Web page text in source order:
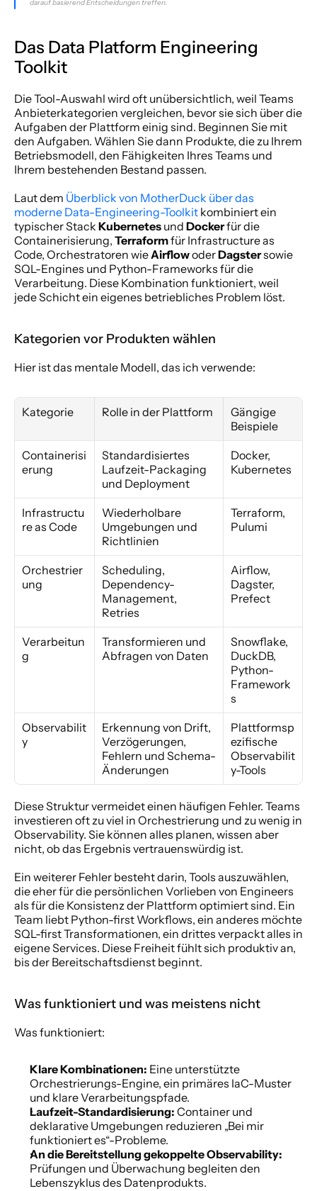
darauf basierend Entscheidungen treffen.
Das Data Platform Engineering
Toolkit
Die Tool-Auswahl wird oft unübersichtlich, weil Teams
Anbieterkategorien vergleichen, bevor sie sich über die
Aufgaben der Plattform einig sind. Beginnen Sie mit
den Aufgaben. Wählen Sie dann Produkte, die zu Ihrem
Betriebsmodell, den Fähigkeiten Ihres Teams und
Ihrem bestehenden Bestand passen.
Laut dem Überblick von MotherDuck über das
moderne Data-Engineering-Toolkit kombiniert ein
typischer Stack Kubernetes und Docker für die
Containerisierung, Terraform für Infrastructure as
Code, Orchestratoren wie Airflow oder Dagster sowie
SQL-Engines und Python-Frameworks für die
Verarbeitung. Diese Kombination funktioniert, weil
jede Schicht ein eigenes betriebliches Problem löst.
Kategorien vor Produkten wählen
Hier ist das mentale Modell, das ich verwende:
Kategorie Rolle in der Plattform
Gängige
Beispiele
Containerisi
erung
Standardisiertes
Laufzeit-Packaging
und Deployment
Docker,
Kubernetes
Infrastructu
re as Code
Wiederholbare
Umgebungen und
Richtlinien
Terraform,
Pulumi
Orchestrier
ung
Scheduling,
Dependency-
Management,
Retries
Airflow,
Dagster,
Prefect
Verarbeitun
g
Transformieren und
Abfragen von Daten
Snowflake,
DuckDB,
Python-
Framework
s
Observabilit
y
Erkennung von Drift,
Verzögerungen,
Fehlern und Schema-
Änderungen
Plattformsp
ezifische
Observabilit
y-Tools
Diese Struktur vermeidet einen häufigen Fehler. Teams
investieren oft zu viel in Orchestrierung und zu wenig in
Observability. Sie können alles planen, wissen aber
nicht, ob das Ergebnis vertrauenswürdig ist.
Ein weiterer Fehler besteht darin, Tools auszuwählen,
die eher für die persönlichen Vorlieben von Engineers
als für die Konsistenz der Plattform optimiert sind. Ein
Team liebt Python-first Workflows, ein anderes möchte
SQL-first Transformationen, ein drittes verpackt alles in
eigene Services. Diese Freiheit fühlt sich produktiv an,
bis der Bereitschaftsdienst beginnt.
Was funktioniert und was meistens nicht
Was funktioniert:
Klare Kombinationen: Eine unterstützte
Orchestrierungs-Engine, ein primäres IaC-Muster
und klare Verarbeitungspfade.
Laufzeit-Standardisierung: Container und
deklarative Umgebungen reduzieren „Bei mir
funktioniert es“-Probleme.
An die Bereitstellung gekoppelte Observability:
Prüfungen und Überwachung begleiten den
Lebenszyklus des Datenprodukts.